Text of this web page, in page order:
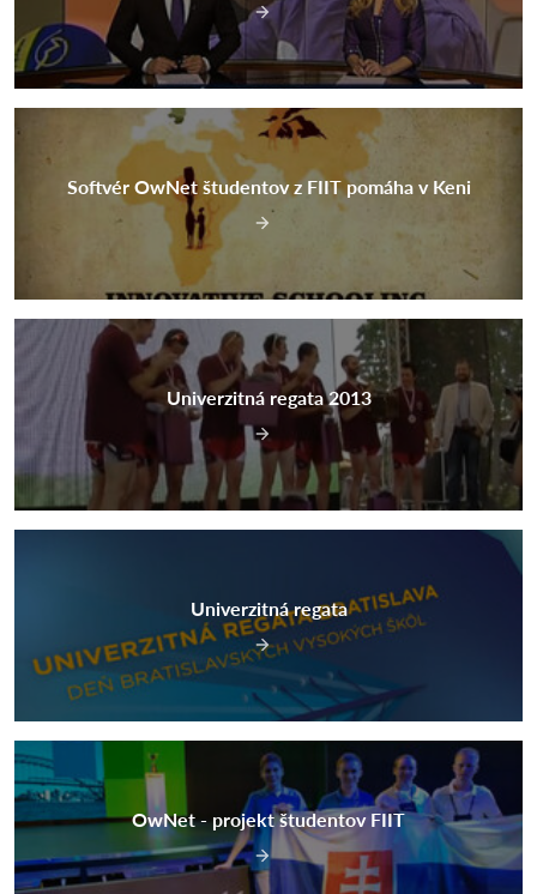
Softvér OwNet študentov z FIIT pomáha v Keni
Univerzitná regata 2013
Univerzitná regata
OwNet - projekt študentov FIIT